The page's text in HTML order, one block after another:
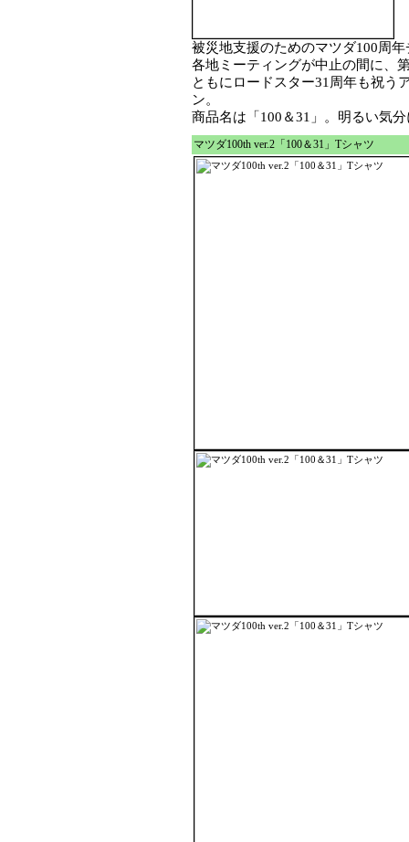
被災地支援のためのマツダ100周
各地ミーティングが中止の間に、
ともにロードスター31周年も祝う
ン。
商品名は「100＆31」。明るい気
マツダ100th ver.2「100＆31」Tシャツ